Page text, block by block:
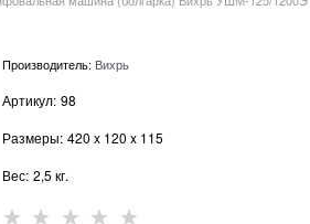
Производитель: Вихрь
Артикул: 98
Размеры: 420 x 120 x 115
Вес: 2,5 кг.